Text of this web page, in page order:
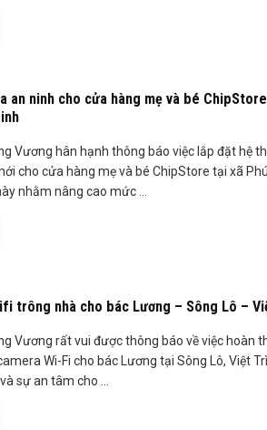
an ninh cho cửa hàng mẹ và bé
Vương hân hạnh thông báo việc lắp đặt hệ
cho cửa hàng mẹ và bé ChipStore tại xã
nhằm nâng cao mức ...
trông nhà cho bác Lương – Sông Lô –
Vương rất vui được thông báo về việc hoàn
Wi-Fi cho bác Lương tại Sông Lô, Việt
sự an tâm cho ...